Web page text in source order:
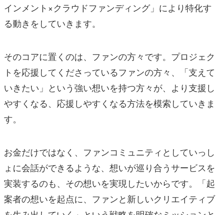
インメント×クラウドファンディング」により特化す
る動きをしていきます。
そのコアに置くのは、ファンの方々です。プロジェク
トを応援してくださっているファンの方々、「支えて
いきたい」という強い想いを持つ方々が、より支援し
やすくなる、応援しやすくなる方法を模索していきま
す。
お金だけではなく、ファンコミュニティとしていっし
ょに会話ができるような、想いが巡り合うサービスを
実装するのも、その想いを実現したいからです。「起
案者の想いを起点に、ファンと新しいクリエイティブ